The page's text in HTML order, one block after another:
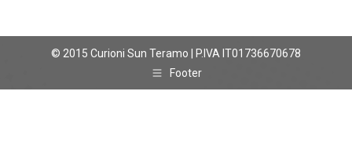
© 2015 Curioni Sun Teramo | P.IVA IT01736670678
Footer